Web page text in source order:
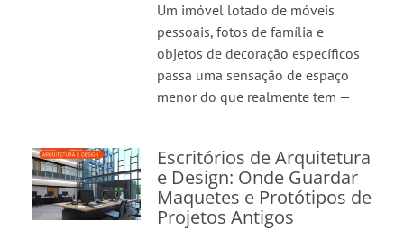
Um imóvel lotado de móveis
pessoais, fotos de família e
objetos de decoração específicos
passa uma sensação de espaço
menor do que realmente tem —
Escritórios de Arquitetura
e Design: Onde Guardar
Maquetes e Protótipos de
Projetos Antigos